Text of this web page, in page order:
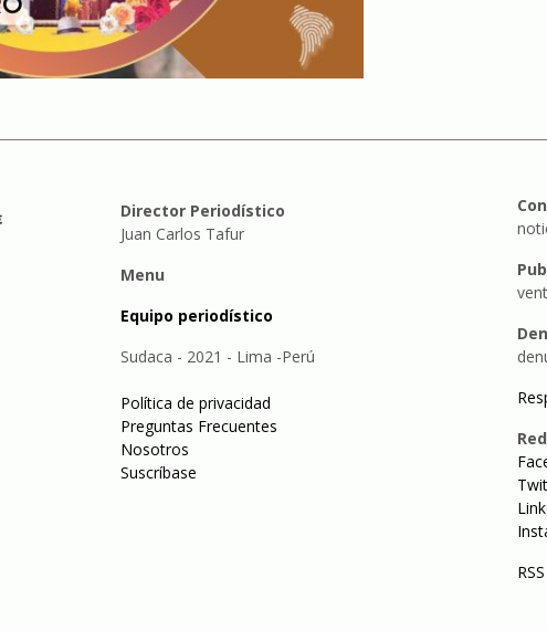
Director Periodístico
Juan Carlos Tafur
Menu
Equipo periodístico
Sudaca - 2021 - Lima -Perú
Política de privacidad
Preguntas Frecuentes
Nosotros
Suscríbase